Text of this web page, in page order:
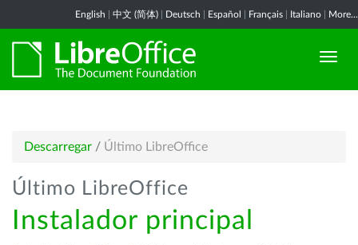
English 中文 (简体) Deutsch Español Français Italiano More...
Descarregar / Último LibreOffice
Último LibreOffice
Instalador principal